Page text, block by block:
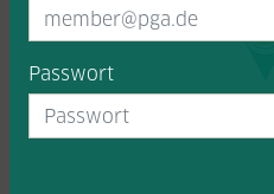
Passwort